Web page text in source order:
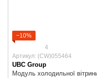
−10%
4
Артикул: (CW)055464
UBC Group
Модуль холодильної